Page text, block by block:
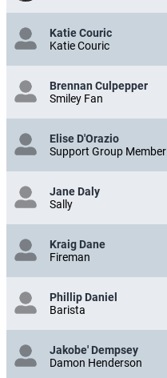
Katie Couric
Katie Couric
Brennan Culpepper
Smiley Fan
Elise D'Orazio
Support Group Member
Jane Daly
Sally
Kraig Dane
Fireman
Phillip Daniel
Barista
Jakobe' Dempsey
Damon Henderson